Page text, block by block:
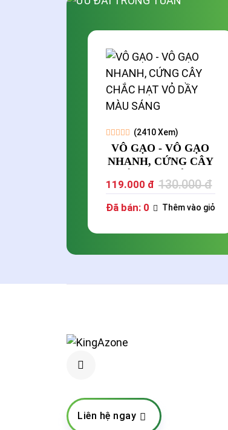
9%
(2410 Xem)
VÔ GẠO - VÔ GẠO
NHANH, CỨNG CÂY
MÀU SÁNG
119.000 đ 130.000 đ
Đã bán: 0 Thêm vào giỏ
Liên hệ ngay